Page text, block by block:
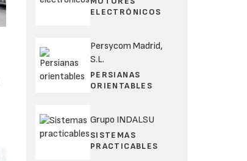
ELECTRÓNICOS
Persycom Madrid,
S.L.
PERSIANAS
ORIENTABLES
Grupo INDALSU
SISTEMAS
PRACTICABLES